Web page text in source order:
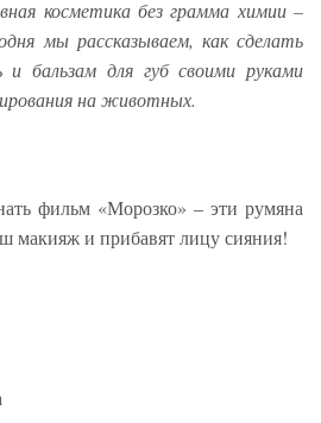
косметика без грамма химии –
мы рассказываем, как сделать
бальзам для губ своими руками
на животных.
фильм «Морозко» – эти румяна
макияж и прибавят лицу сияния!